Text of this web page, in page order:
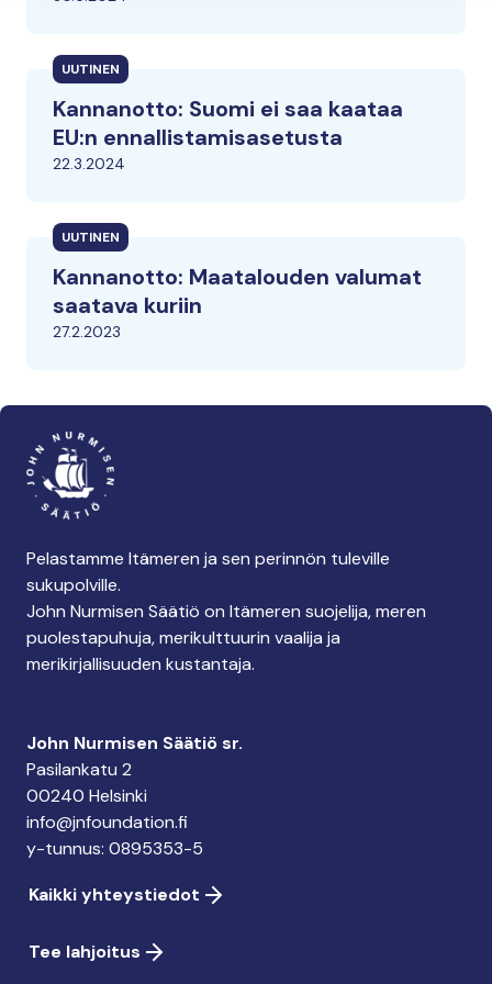
UUTINEN
Kannanotto: Suomi ei saa kaataa
EU:n ennallistamisasetusta
22.3.2024
UUTINEN
Kannanotto: Maatalouden valumat
saatava kuriin
27.2.2023
Pelastamme Itämeren ja sen perinnön tuleville
sukupolville.
John Nurmisen Säätiö on Itämeren suojelija, meren
puolestapuhuja, merikulttuurin vaalija ja
merikirjallisuuden kustantaja.
John Nurmisen Säätiö sr.
Pasilankatu 2
00240 Helsinki
info@jnfoundation.fi
y-tunnus: 0895353-5
Kaikki yhteystiedot
Tee lahjoitus